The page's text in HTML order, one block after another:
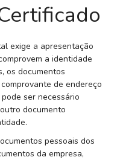
exige a apresentação
a identidade
os documentos
de endereço
ser necessário
documento
pessoais dos
da empresa,